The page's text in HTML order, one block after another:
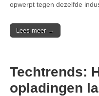
opwerpt tegen dezelfde
Lees meer →
Techtrends:
opladingen